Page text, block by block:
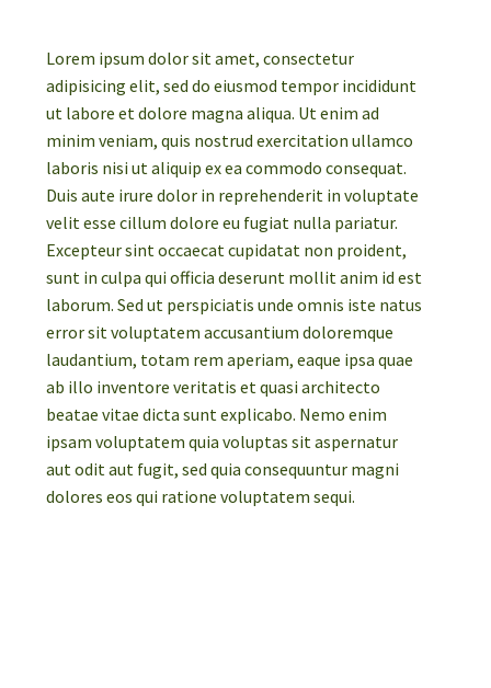
Lorem ipsum dolor sit amet, consectetur
adipisicing elit, sed do eiusmod tempor incididunt
ut labore et dolore magna aliqua. Ut enim ad
minim veniam, quis nostrud exercitation ullamco
laboris nisi ut aliquip ex ea commodo consequat.
Duis aute irure dolor in reprehenderit in voluptate
velit esse cillum dolore eu fugiat nulla pariatur.
Excepteur sint occaecat cupidatat non proident,
sunt in culpa qui officia deserunt mollit anim id est
laborum. Sed ut perspiciatis unde omnis iste natus
error sit voluptatem accusantium doloremque
laudantium, totam rem aperiam, eaque ipsa quae
ab illo inventore veritatis et quasi architecto
beatae vitae dicta sunt explicabo. Nemo enim
ipsam voluptatem quia voluptas sit aspernatur
aut odit aut fugit, sed quia consequuntur magni
dolores eos qui ratione voluptatem sequi.